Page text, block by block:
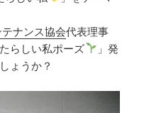
ナンス協会代表理事
らしい私ポーズ
」発
ょうか？